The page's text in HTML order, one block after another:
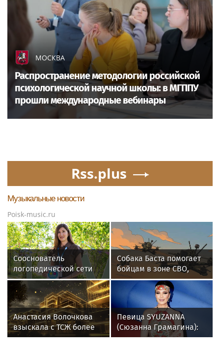
МОСКВА
Распространение методологии российской
психологической научной школы: в МГППУ
прошли международные вебинары
Rss.plus
Музыкальные новости
Poisk-music.ru
Сооснователь
логопедической сети
«Разноцветные
цыплята» выступила на
VK Fest
Собака Баста помогает
бойцам в зоне СВО,
предупреждая о дронах
Анастасия Волочкова
взыскала с ТСЖ более
5,2 млн рублей за
Певица SYUZANNA
(Сюзанна Грамагина):
как перестать